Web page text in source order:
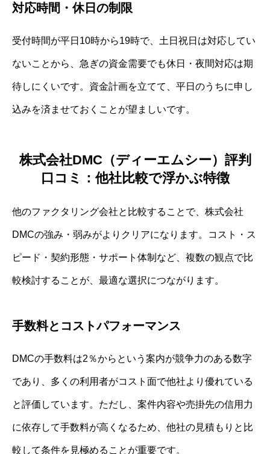
対応時間・休日の制限
受付時間が平日10時から19時で、土日祝日は対応してい
ないことから、急ぎの資金需要でも休日・夜間対応は期
待しにくいです。資金計画を立てて、平日のうちに申し
込みを済ませておくことが望ましいです。
株式会社DMC（ディーエムシー）評判
口コミ：他社比較で浮かぶ特徴
他のファクタリング会社と比較することで、株式会社
DMCの強み・弱みがよりクリアになります。コスト・ス
ピード・契約形態・サポート体制など、複数の観点で比
較検討することが、最適な選択につながります。
手数料とコストパフォーマンス
DMCの手数料は2％からという案内が競争力のある数字
であり、多くの利用者がコスト面で他社より優れている
と評価しています。ただし、案件内容や売掛先の信用力
に依存して手数料が高くなるため、他社の見積もりと比
較して条件を見極めることが重要です。